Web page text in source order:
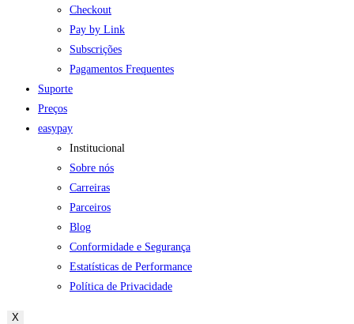
Checkout
Pay by Link
Subscrições
Pagamentos Frequentes
Suporte
Preços
easypay
Institucional
Sobre nós
Carreiras
Parceiros
Blog
Conformidade e Segurança
Estatísticas de Performance
Política de Privacidade
X